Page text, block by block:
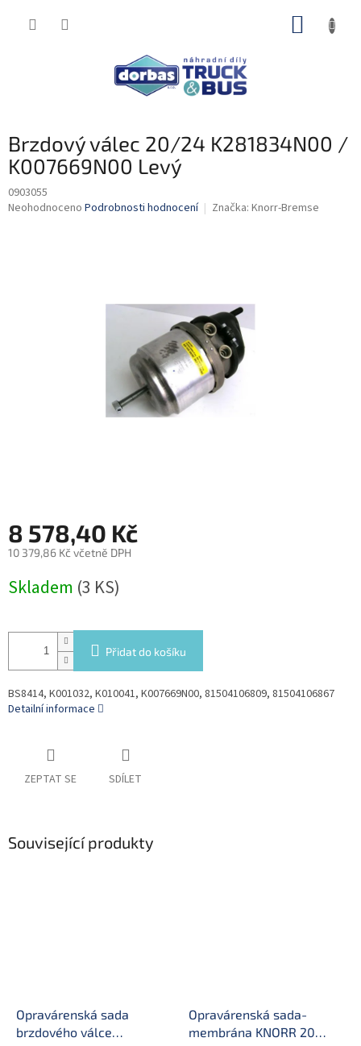
Brzdový válec 20/24 K281834N00 /
K007669N00 Levý
0903055
Průměrné
Neohodnoceno Podrobnosti hodnocení Značka: Knorr-Bremse
8 578,40 Kč
10 379,86 Kč včetně DPH
cena:
Skladem (3 KS)
Přidat do košíku
BS8414, K001032, K010041, K007669N00, 81504106809, 81504106867
Detailní informace
ZEPTAT SE SDÍLET
Související produkty
Opravárenská sada
brzdového válce
Opravárenská sada-
membrána KNORR 20